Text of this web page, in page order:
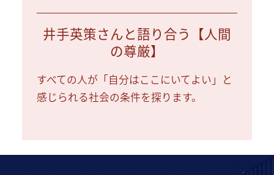
井手英策さんと語り合う【人間
の尊厳】
すべての人が「自分はここにいてよい」と
感じられる社会の条件を探ります。